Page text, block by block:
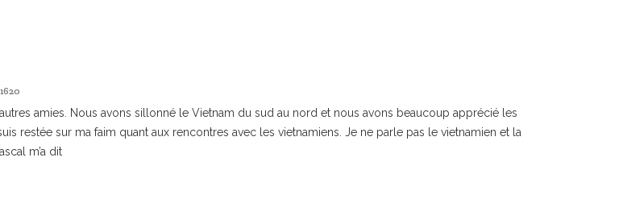
1620
amies. Nous avons sillonné le Vietnam du sud au nord et nous avons beaucoup apprécié les
restée sur ma faim quant aux rencontres avec les vietnamiens. Je ne parle pas le vietnamien et la
m’a dit